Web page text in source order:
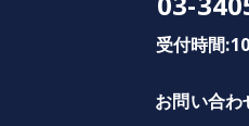
受付時間
お問い合わ